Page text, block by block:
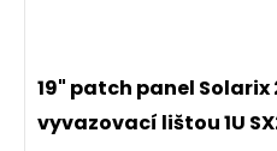
19" patch panel Solarix
vyvazovací lištou 1U